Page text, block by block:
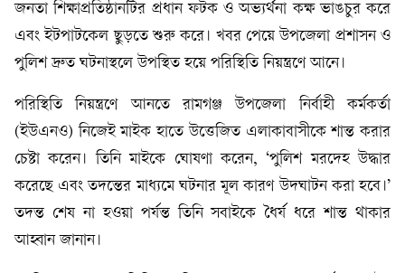
জনতা শিক্ষাপ্রতিষ্ঠানটির প্রধান ফটক ও অভ্যর্থনা কক্ষ ভাঙচুর করে
এবং ইটপাটকেল ছুড়তে শুরু করে। খবর পেয়ে উপজেলা প্রশাসন ও
পুলিশ দ্রুত ঘটনাস্থলে উপস্থিত হয়ে পরিস্থিতি নিয়ন্ত্রণে আনে।
পরিস্থিতি নিয়ন্ত্রণে আনতে রামগঞ্জ উপজেলা নির্বাহী কর্মকর্তা
(ইউএনও) নিজেই মাইক হাতে উত্তেজিত এলাকাবাসীকে শান্ত করার
চেষ্টা করেন। তিনি মাইকে ঘোষণা করেন, ‘পুলিশ মরদেহ উদ্ধার
করেছে এবং তদন্তের মাধ্যমে ঘটনার মূল কারণ উদঘাটন করা হবে।’
তদন্ত শেষ না হওয়া পর্যন্ত তিনি সবাইকে ধৈর্য ধরে শান্ত থাকার
আহ্বান জানান।